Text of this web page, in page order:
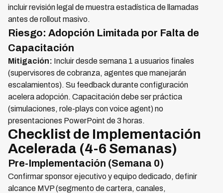
incluir revisión legal de muestra estadística de llamadas
antes de rollout masivo.
Riesgo: Adopción Limitada por Falta de
Capacitación
Mitigación: Incluir desde semana 1 a usuarios finales
(supervisores de cobranza, agentes que manejarán
escalamientos). Su feedback durante configuración
acelera adopción. Capacitación debe ser práctica
(simulaciones, role-plays con voice agent) no
presentaciones PowerPoint de 3 horas.
Checklist de Implementación
Acelerada (4-6 Semanas)
Pre-Implementación (Semana 0)
Confirmar sponsor ejecutivo y equipo dedicado, definir
alcance MVP (segmento de cartera, canales,